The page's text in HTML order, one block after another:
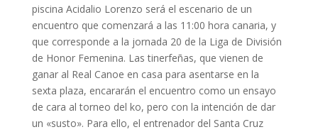
piscina Acidalio Lorenzo será el escenario de un
encuentro que comenzará a las 11:00 hora canaria, y
que corresponde a la jornada 20 de la Liga de División
de Honor Femenina. Las tinerfeñas, que vienen de
ganar al Real Canoe en casa para asentarse en la
sexta plaza, encararán el encuentro como un ensayo
de cara al torneo del ko, pero con la intención de dar
un «susto». Para ello, el entrenador del Santa Cruz